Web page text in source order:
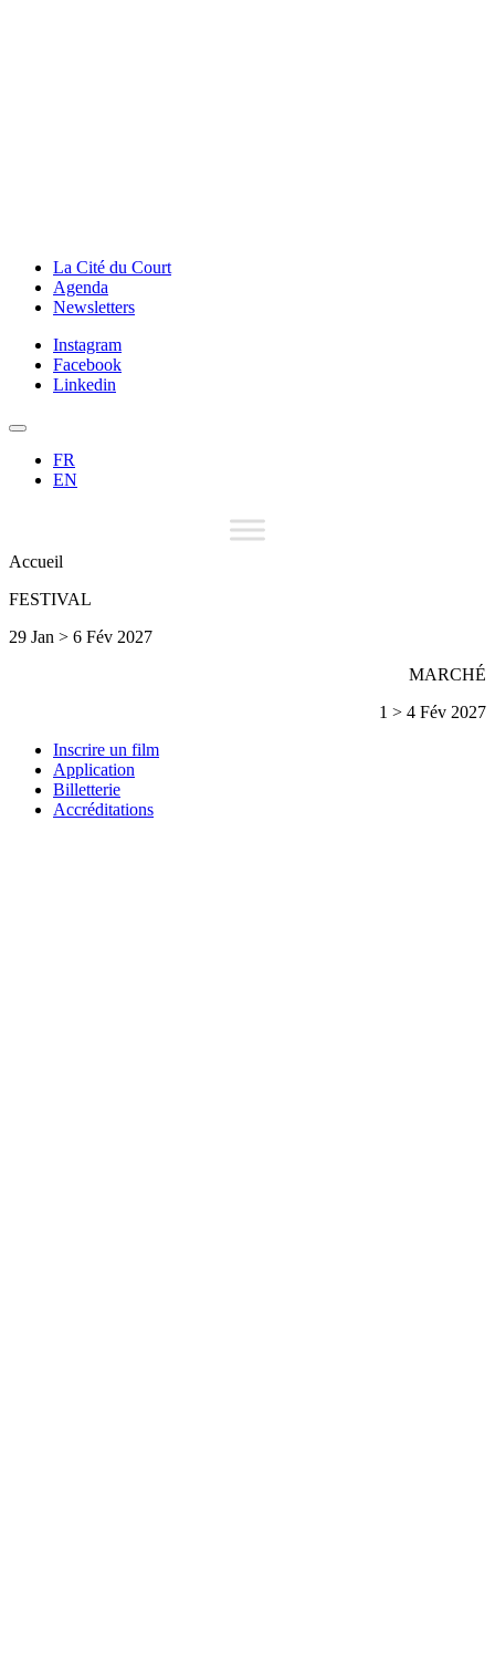
La Cité du Court
Agenda
Newsletters
Instagram
Facebook
Linkedin
FR
EN
Accueil
FESTIVAL
29 Jan > 6 Fév 2027
MARCHÉ
1 > 4 Fév 2027
Inscrire un film
Application
Billetterie
Accréditations